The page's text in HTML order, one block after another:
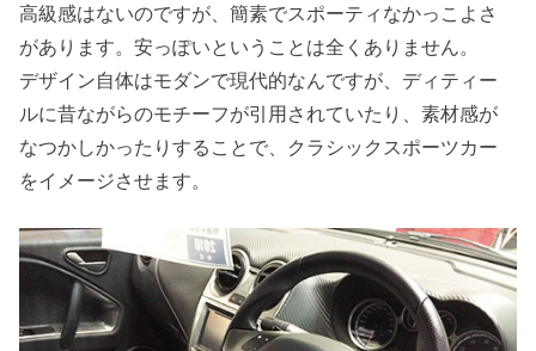
高級感はないのですが、簡素でスポーティなかっこよさ
があります。安っぽいということは全くありません。
デザイン自体はモダンで現代的なんですが、ディティー
ルに昔ながらのモチーフが引用されていたり、素材感が
なつかしかったりすることで、クラシックスポーツカー
をイメージさせます。